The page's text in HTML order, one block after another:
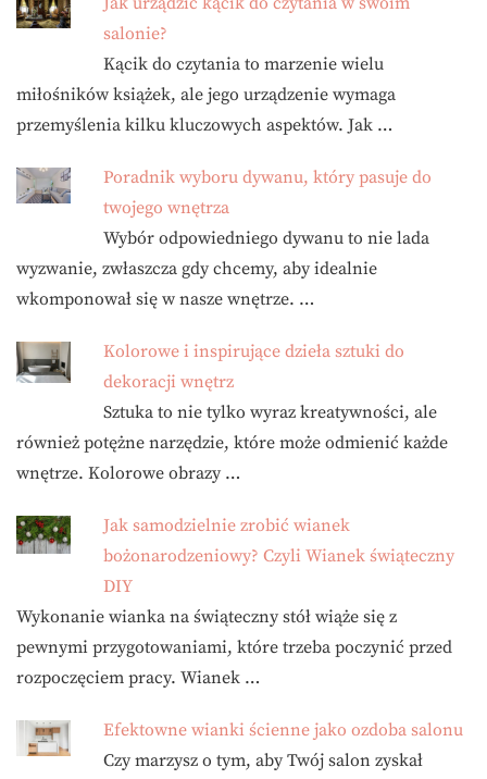
salonie?
Kącik do czytania to marzenie wielu
miłośników książek, ale jego urządzenie wymaga
przemyślenia kilku kluczowych aspektów. Jak …
Poradnik wyboru dywanu, który pasuje do
twojego wnętrza
Wybór odpowiedniego dywanu to nie lada
wyzwanie, zwłaszcza gdy chcemy, aby idealnie
wkomponował się w nasze wnętrze. …
Kolorowe i inspirujące dzieła sztuki do
dekoracji wnętrz
Sztuka to nie tylko wyraz kreatywności, ale
również potężne narzędzie, które może odmienić każde
wnętrze. Kolorowe obrazy …
Jak samodzielnie zrobić wianek
bożonarodzeniowy? Czyli Wianek świąteczny
DIY
Wykonanie wianka na świąteczny stół wiąże się z
pewnymi przygotowaniami, które trzeba poczynić przed
rozpoczęciem pracy. Wianek …
Efektowne wianki ścienne jako ozdoba salonu
Czy marzysz o tym, aby Twój salon zyskał